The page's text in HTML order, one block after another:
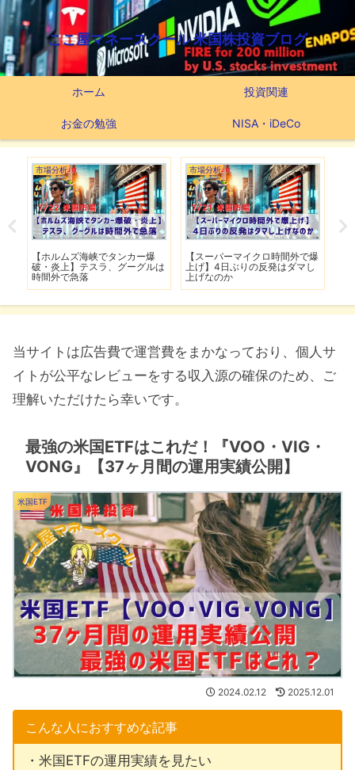
ここ屋マネースクール 米国株投資ブログ
ホーム 投資関連
お金の勉強 NISA・iDeCo
ルムズ海峡でタンカー爆
炎上】テスラ、グーグルは
外で急落
市場分析
【スーパーマイクロ時間外で爆
上げ】4日ぶりの反発はダマし
つみたてNISA
【新NISAの
つみたて
当サイトは広告費で運営費をまかなっており、個人サ
イトが公平なレビューをする収入源の確保のため、ご
理解いただけたら幸いです。
最強の米国ETFはこれだ！『VOO・VIG・
VONG』【37ヶ月間の運用実績公開】
米国ETF
2024.02.12 2025.12.01
こんな人におすすめな記事
・米国ETFの運用実績を見たい